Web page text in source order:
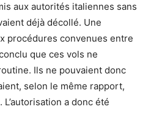
aux autorités italiennes sans
déjà décollé. Une
procédures convenues entre
que ces vols ne
Ils ne pouvaient donc
selon le même rapport,
a donc été